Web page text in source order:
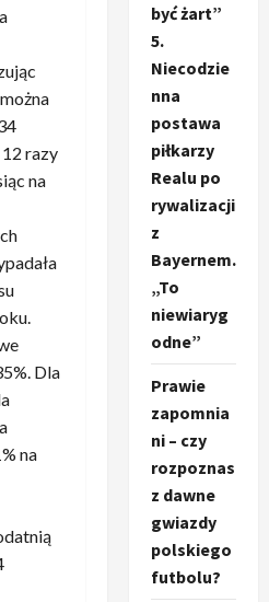
razy
na
Dla
na
być żart”
5.
Niecodzie
nna
postawa
piłkarzy
Realu po
rywalizacji
z
Bayernem.
„To
niewiaryg
odne”
Prawie
zapomnia
ni – czy
rozpoznas
z dawne
gwiazdy
polskiego
futbolu?